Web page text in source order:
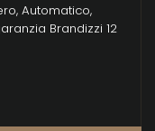
Automatico,
Brandizzi 12